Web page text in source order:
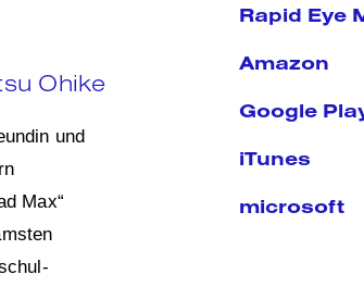
Ohike
und
Max“
Rapid Eye
Amazon
Google
iTunes
microsoft